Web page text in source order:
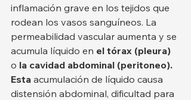
inflamación grave en los tejidos que
rodean los vasos sanguíneos. La
permeabilidad vascular aumenta y se
acumula líquido en el tórax (pleura)
o la cavidad abdominal (peritoneo).
Esta acumulación de líquido causa
distensión abdominal, dificultad para